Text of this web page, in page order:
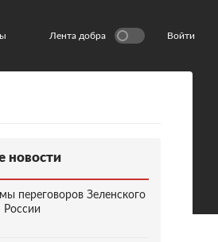
Лента добра Войти
новости
переговоров Зеленского
России